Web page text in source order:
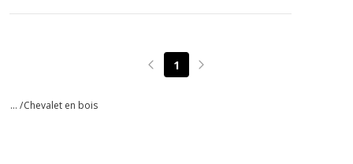
Page précédente
1 Page suivante
... /Chevalet en bois